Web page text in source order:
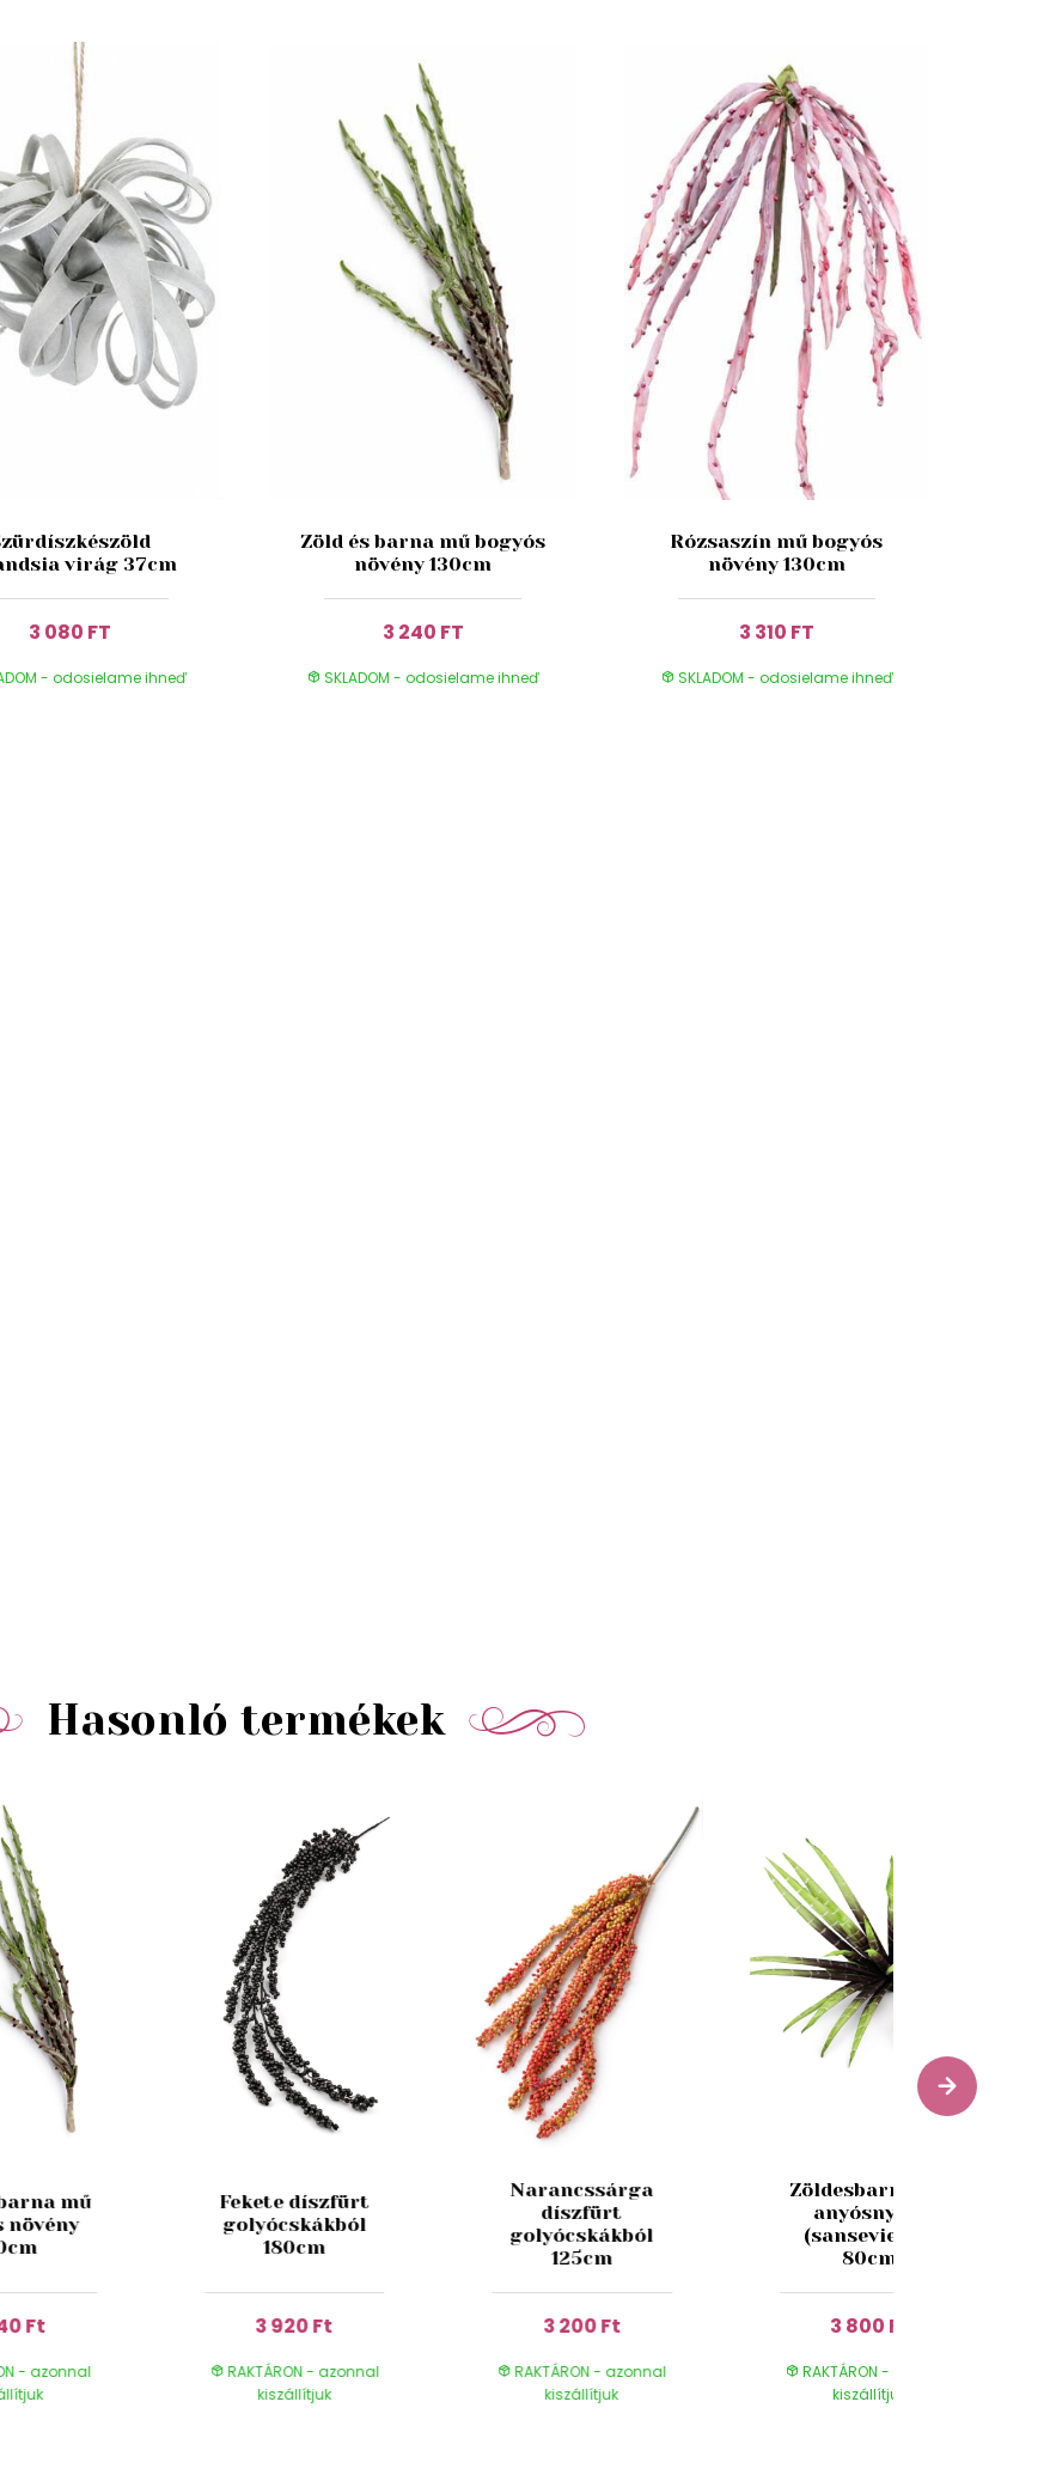
virág 37cm
3 080 FT
- odosielame ihneď
Zöld és barna mű bogyós
növény 130cm
3 240 FT
SKLADOM - odosielame ihneď
Rózsaszín mű bogyós
növény 130cm
3 310 FT
SKLADOM - odosielame ihneď
Hasonló termékek
mű
növény
Ft
- azonnal
Fekete díszfürt
golyócskákból
180cm
3 920 Ft
RAKTÁRON - azonnal
kiszállítjuk
Narancssárga
díszfürt
golyócskákból
125cm
3 200 Ft
RAKTÁRON - azonnal
kiszállítjuk
Zöldesbarna mű
anyósnyelv
(sansevieria)
80cm
3 800 Ft
RAKTÁRON - azonnal
kiszállítjuk